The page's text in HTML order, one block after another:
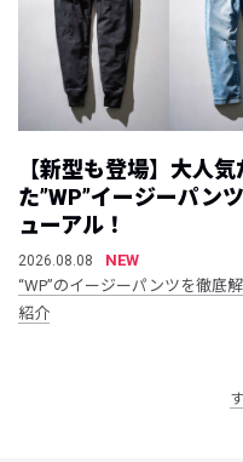
【新型も登場】大人気
た”WP”イージーパン
ューアル！
2026.08.08
NEW
“WP”のイージーパンツを徹底
紹介